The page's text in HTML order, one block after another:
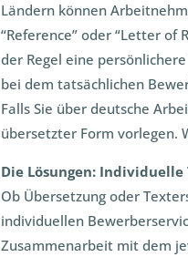
Ländern können
“Reference” oder “Letter
der Regel eine
bei dem tatsächlichen
Falls Sie über deutsche
übersetzter Form vorlegen.
Die Lösungen:
Ob Übersetzung oder
individuellen
Zusammenarbeit mit dem